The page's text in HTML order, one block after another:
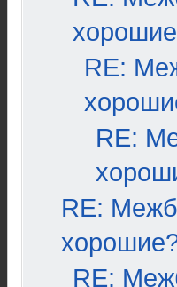
RE:
RE:
RE:
RE: